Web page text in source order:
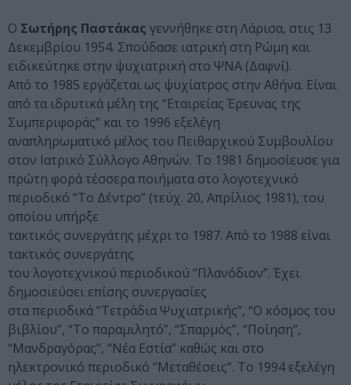
Ο Σωτήρης Παστάκας γεννήθηκε στη Λάρισα, στις 13
Δεκεμβρίου 1954. Σπούδασε ιατρική στη Ρώμη και
ειδικεύτηκε στην ψυχιατρική στο ΨΝΑ (Δαφνί).
Από το 1985 εργάζεται ως ψυχίατρος στην Αθήνα. Είναι
από τα ιδρυτικά μέλη της “Εταιρείας Έρευνας της
Συμπεριφοράς” και το 1996 εξελέγη
αναπληρωματικό μέλος του Πειθαρχικού Συμβουλίου
στον Ιατρικό Σύλλογο Αθηνών. Το 1981 δημοσίευσε για
πρώτη φορά τέσσερα ποιήματα στο λογοτεχνικό
περιοδικό “Το Δέντρο” (τεύχ. 20, Απρίλιος 1981), του
οποίου υπήρξε
τακτικός συνεργάτης μέχρι το 1987. Από το 1988 είναι
τακτικός συνεργάτης
του λογοτεχνικού περιοδικού “Πλανόδιον”. Έχει
δημοσιεύσει επίσης συνεργασίες
στα περιοδικά “Τετράδια Ψυχιατρικής”, “Ο κόσμος του
βιβλίου”, “Το παραμιλητό”, “Σπαρμός”, “Ποίηση”,
“Μανδραγόρας”, “Νέα Εστία” καθώς και στο
ηλεκτρονικό περιοδικό “Μεταθέσεις”. Το 1994 εξελέγη